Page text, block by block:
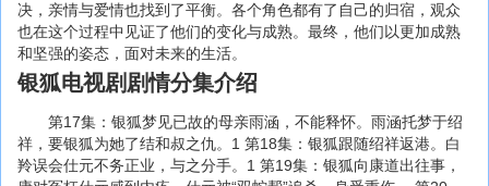
决，亲情与爱情也找到了平衡。各个角色都有了自己的归宿，观众
也在这个过程中见证了他们的变化与成熟。最终，他们以更加成熟
和坚强的姿态，面对未来的生活。
银狐电视剧剧情分集介绍
第17集：银狐梦见已故的母亲雨涵，不能释怀。雨涵托梦于绍
祥，要银狐为她了结和叔之仇。1 第18集：银狐跟随绍祥返港。白
羚误会仕元不务正业，与之分手。1 第19集：银狐向康道出往事，